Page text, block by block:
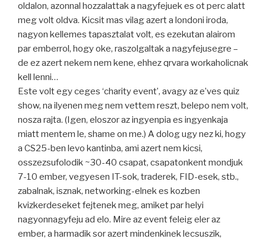
oldalon, azonnal hozzalattak a nagyfejuek es ot perc alatt
meg volt oldva. Kicsit mas vilag azert a londoni iroda,
nagyon kellemes tapasztalat volt, es ezekutan alairom
par emberrol, hogy oke, raszolgaltak a nagyfejusegre –
de ez azert nekem nem kene, ehhez qrvara workaholicnak
kell lenni…
Este volt egy ceges ‘charity event’, avagy az e’ves quiz
show, na ilyenen meg nem vettem reszt, belepo nem volt,
nosza rajta. (Igen, eloszor az ingyenpia es ingyenkaja
miatt mentem le, shame on me.) A dolog ugy nez ki, hogy
a CS25-ben levo kantinba, ami azert nem kicsi,
osszezsufolodik ~30-40 csapat, csapatonkent mondjuk
7-10 ember, vegyesen IT-sok, traderek, FID-esek, stb.,
zabalnak, isznak, networking-elnek es kozben
kvizkerdeseket fejtenek meg, amiket par helyi
nagyonnagyfeju ad elo. Mire az event feleig eler az
ember, a harmadik sor azert mindenkinek lecsuszik,